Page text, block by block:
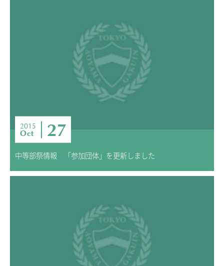
2015
Oct 27
中等部祭情報 「参加団体」を更新しました